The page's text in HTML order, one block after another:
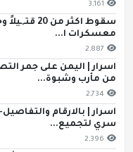
3,161
سقوط اكثر
معسكرات ا...
2,887
اسرار | اليمن على جمر
من مأرب وشبوة...
2,734
سري لتجميع...
2,396